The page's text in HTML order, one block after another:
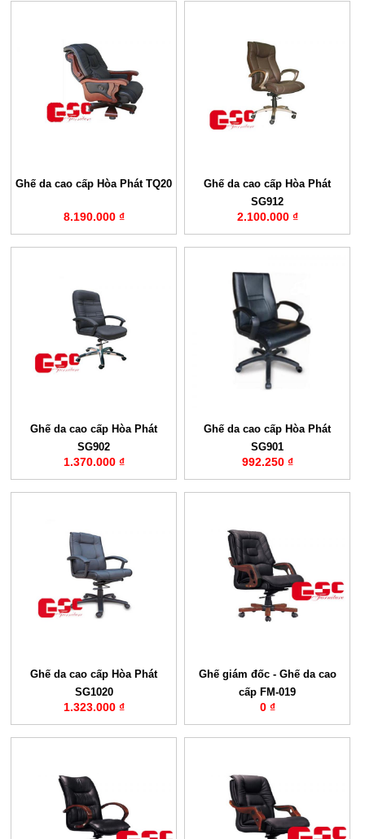
Ghế da cao cấp Hòa Phát TQ20
8.190.000 ₫
Ghế da cao cấp Hòa Phát
SG912
2.100.000 ₫
Ghế da cao cấp Hòa Phát
SG902
1.370.000 ₫
Ghế da cao cấp Hòa Phát
SG901
992.250 ₫
Ghế da cao cấp Hòa Phát
SG1020
1.323.000 ₫
Ghế giám đốc - Ghế da cao
cấp FM-019
0 ₫